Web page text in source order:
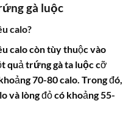
gà luộc
calo?
calocòn tùy thuộc vào
quả trứng gà ta luộccỡ
70-80calo . Trong đó,
và lòng đỏ có khoảng 55-